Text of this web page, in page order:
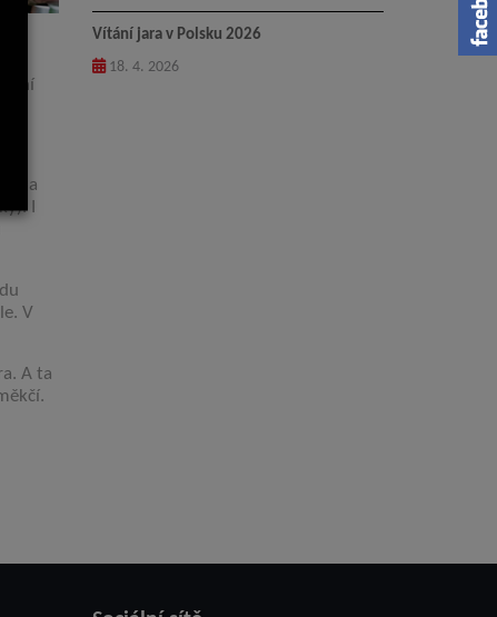
Na
I
V
A ta
Vítání jara v Polsku 2026
18. 4. 2026